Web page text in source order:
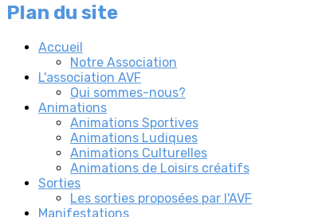
Plan du site
Accueil
Notre Association
L'association AVF
Qui sommes-nous?
Animations
Animations Sportives
Animations Ludiques
Animations Culturelles
Animations de Loisirs créatifs
Sorties
Les sorties proposées par l'AVF
Manifestations